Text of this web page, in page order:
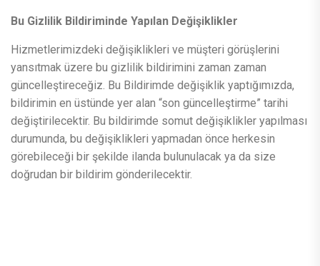
Bu Gizlilik Bildiriminde Yapılan Değişiklikler
Hizmetlerimizdeki değişiklikleri ve müşteri görüşlerini
yansıtmak üzere bu gizlilik bildirimini zaman zaman
güncelleştireceğiz. Bu Bildirimde değişiklik yaptığımızda,
bildirimin en üstünde yer alan “son güncelleştirme” tarihi
değiştirilecektir. Bu bildirimde somut değişiklikler yapılması
durumunda, bu değişiklikleri yapmadan önce herkesin
görebileceği bir şekilde ilanda bulunulacak ya da size
doğrudan bir bildirim gönderilecektir.